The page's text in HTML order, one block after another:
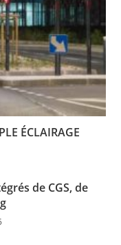
ÉCLAIRAGE
de CGS, de